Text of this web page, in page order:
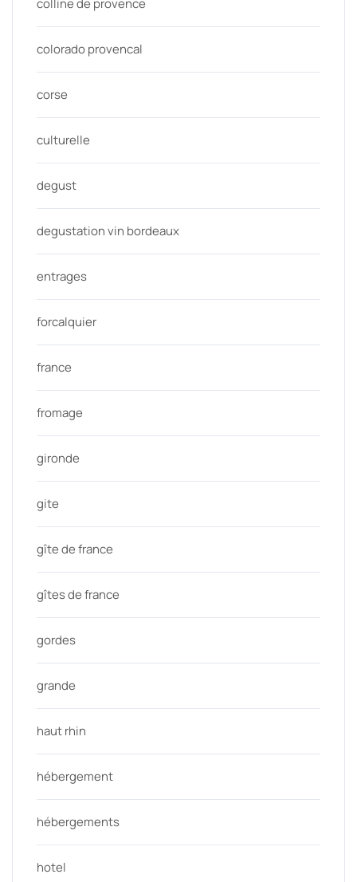
colline de provence
colorado provencal
corse
culturelle
degust
degustation vin bordeaux
entrages
forcalquier
france
fromage
gironde
gite
gîte de france
gîtes de france
gordes
grande
haut rhin
hébergement
hébergements
hotel